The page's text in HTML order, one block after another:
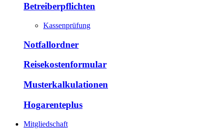
Betreiberpflichten
Kassenprüfung
Notfallordner
Reisekostenformular
Musterkalkulationen
Hogarenteplus
Mitgliedschaft